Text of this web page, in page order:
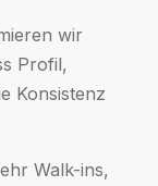
wir
Profil,
Konsistenz
Walk-ins,